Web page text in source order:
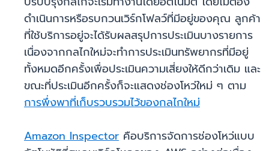
ดำเนินการหรือรบกวนเวิร์กโฟลว์ที่มีอยู่ของคุณ ลูกค้า
ที่ใช้บริการอยู่จะได้รับผลสรุปการประเมินบางรายการ
เนื่องจากกลไกใหม่จะทำการประเมินทรัพยากรที่มีอยู่
ทั้งหมดอีกครั้งเพื่อประเมินความเสี่ยงให้ดีกว่าเดิม และ
ขณะที่ประเมินอีกครั้งก็จะแสดงช่องโหว่ใหม่ ๆ ตาม
การพึ่งพาที่เก็บรวบรวมไว้ของกลไกใหม่
Amazon Inspector คือบริการจัดการช่องโหว่แบบ